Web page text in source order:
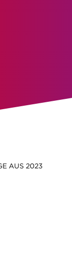
AUS 2023